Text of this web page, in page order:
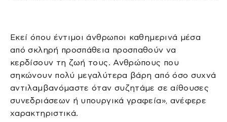
Εκεί όπου έντιμοι άνθρωποι καθημερινά μέσα
από σκληρή προσπάθεια προσπαθούν να
κερδίσουν τη ζωή τους. Ανθρώπους που
σηκώνουν πολύ μεγαλύτερα βάρη από όσο συχνά
αντιλαμβανόμαστε όταν συζητάμε σε αίθουσες
συνεδριάσεων ή υπουργικά γραφεία», ανέφερε
χαρακτηριστικά.